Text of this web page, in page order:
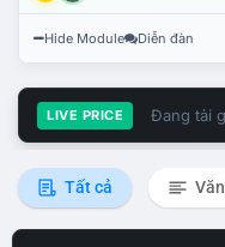
Hide Module Diễn đàn
LIVE PRICE Đang tải
Tất cả